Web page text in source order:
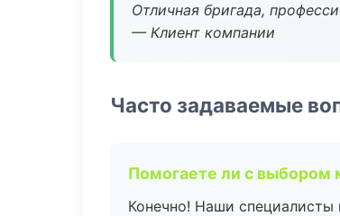
Отличная бригада,
— Клиент компании
Часто задаваемые
Помогаете ли с выбором
Конечно! Наши специалисты